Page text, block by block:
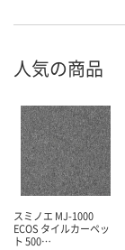
人気の商品
スミノエ MJ-1000
ECOS タイルカーペッ
ト 500…